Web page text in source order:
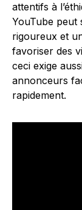
attentifs à
YouTube peut
rigoureux et
favoriser des
ceci exige
annonceurs
rapidement.